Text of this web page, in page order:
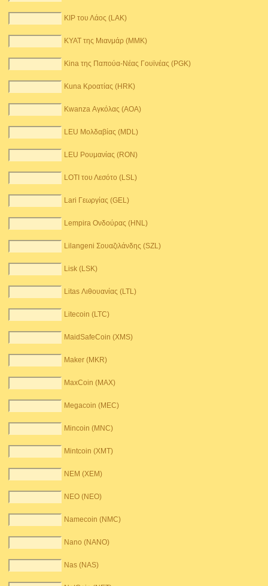
KIP του Λάος (LAK)
KYAT της Μιανμάρ (MMK)
Kina της Παπούα-Νέας Γουϊνέας (PGK)
Kuna Κροατίας (HRK)
Kwanza Αγκόλας (AOA)
LEU Μολδαβίας (MDL)
LEU Ρουμανίας (RON)
LOTI του Λεσότο (LSL)
Lari Γεωργίας (GEL)
Lempira Ονδούρας (HNL)
Lilangeni Σουαζιλάνδης (SZL)
Lisk (LSK)
Litas Λιθουανίας (LTL)
Litecoin (LTC)
MaidSafeCoin (XMS)
Maker (MKR)
MaxCoin (MAX)
Megacoin (MEC)
Mincoin (MNC)
Mintcoin (XMT)
NEM (XEM)
NEO (NEO)
Namecoin (NMC)
Nano (NANO)
Nas (NAS)